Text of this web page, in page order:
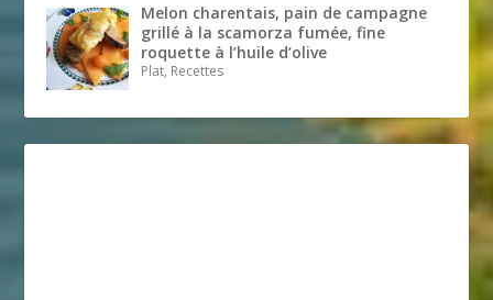
Melon charentais, pain de campagne
grillé à la scamorza fumée, fine
roquette à l’huile d’olive
Plat, Recettes